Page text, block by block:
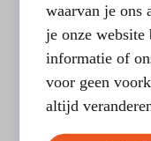
waarvan je ons
je onze
informatie of
voor geen
altijd